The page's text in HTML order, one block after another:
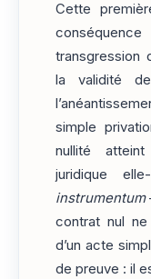
Cette
transgression
la validité
simple
nullité
juridique
instrumentum
contrat nul
d’un acte
de preuve : il